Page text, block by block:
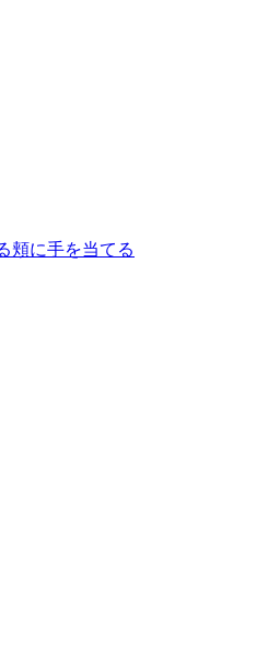
頬に手を当てる